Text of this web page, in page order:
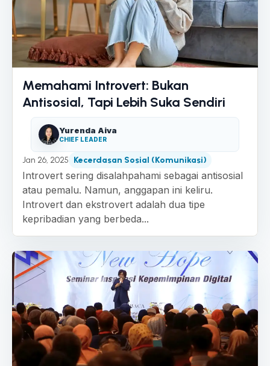
Memahami Introvert: Bukan
Antisosial, Tapi Lebih Suka Sendiri
Yurenda Aiva
CHIEF LEADER
Jan 26, 2025 Kecerdasan Sosial (Komunikasi)
Introvert sering disalahpahami sebagai antisosial
atau pemalu. Namun, anggapan ini keliru.
Introvert dan ekstrovert adalah dua tipe
kepribadian yang berbeda...